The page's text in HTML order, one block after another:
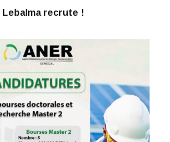
Lebalma recrute !